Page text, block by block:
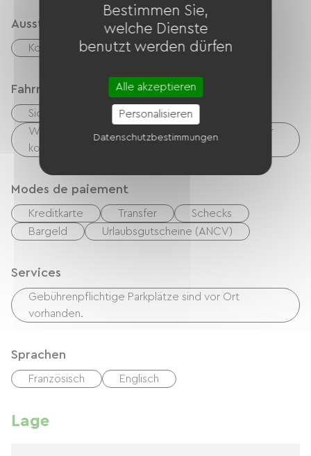
Ausstattung
Kostenloses WLAN
Fahrradannahme
Sicherer Fahrradunterstand
Wäschemöglichkeiten vorhanden (kostenlos oder
kostenpflichtig)
Modes de paiement
Kreditkarte Transfer
Schecks
Bargeld
Urlaubsgutscheine (ANCV)
Services
Gebührenpflichtige Parkplätze sind vor Ort
vorhanden.
Sprachen
Französisch Englisch
Lage
Bestimmen Sie,
welche Dienste
benutzt werden dürfen
Alle akzeptieren
Personalisieren
Datenschutzbestimmungen